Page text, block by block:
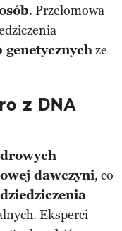
. Przełomowa
ze
z DNA
dawczyni, co
Eksperci